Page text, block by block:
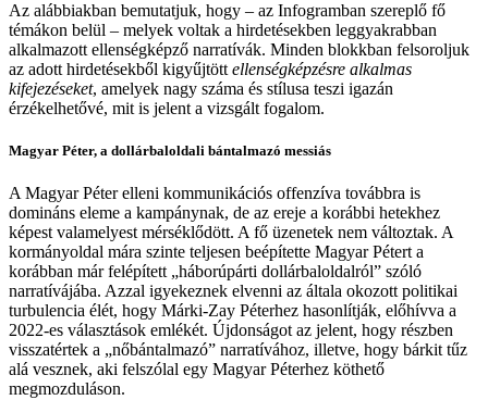
Az alábbiakban bemutatjuk, hogy – az Infogramban szereplő fő
témákon belül – melyek voltak a hirdetésekben leggyakrabban
alkalmazott ellenségképző narratívák. Minden blokkban felsoroljuk
az adott hirdetésekből kigyűjtött ellenségképzésre alkalmas
kifejezéseket, amelyek nagy száma és stílusa teszi igazán
érzékelhetővé, mit is jelent a vizsgált fogalom.
Magyar Péter, a dollárbaloldali bántalmazó messiás
A Magyar Péter elleni kommunikációs offenzíva továbbra is
domináns eleme a kampánynak, de az ereje a korábbi hetekhez
képest valamelyest mérséklődött. A fő üzenetek nem változtak. A
kormányoldal mára szinte teljesen beépítette Magyar Pétert a
korábban már felépített „háborúpárti dollárbaloldalról” szóló
narratívájába. Azzal igyekeznek elvenni az általa okozott politikai
turbulencia élét, hogy Márki-Zay Péterhez hasonlítják, előhívva a
2022-es választások emlékét. Újdonságot az jelent, hogy részben
visszatértek a „nőbántalmazó” narratívához, illetve, hogy bárkit tűz
alá vesznek, aki felszólal egy Magyar Péterhez köthető
megmozduláson.